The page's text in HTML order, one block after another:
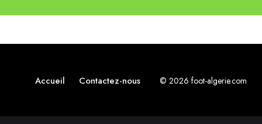
Accueil Contactez-nous © 2026 foot-algerie.com